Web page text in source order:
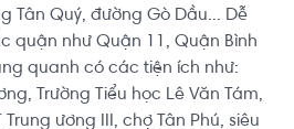
Tân Quý, đường Gò Dầu... Dễ
quận như Quận 11, Quận Bình
quanh có các tiện ích như:
Trường Tiểu học Lê Văn Tám,
Trung ương III, chợ Tân Phú, siêu